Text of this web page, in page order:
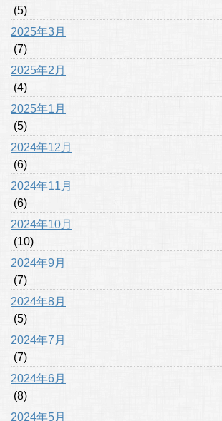
(5)
2025年3月
(7)
2025年2月
(4)
2025年1月
(5)
2024年12月
(6)
2024年11月
(6)
2024年10月
(10)
2024年9月
(7)
2024年8月
(5)
2024年7月
(7)
2024年6月
(8)
2024年5月